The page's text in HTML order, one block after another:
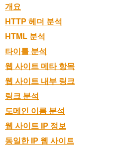
개요
HTTP 헤더 분석
HTML 분석
타이틀 분석
웹 사이트 메타 항목
웹 사이트 내부 링크
링크 분석
도메인 이름 분석
웹 사이트 IP 정보
동일한 IP 웹 사이트